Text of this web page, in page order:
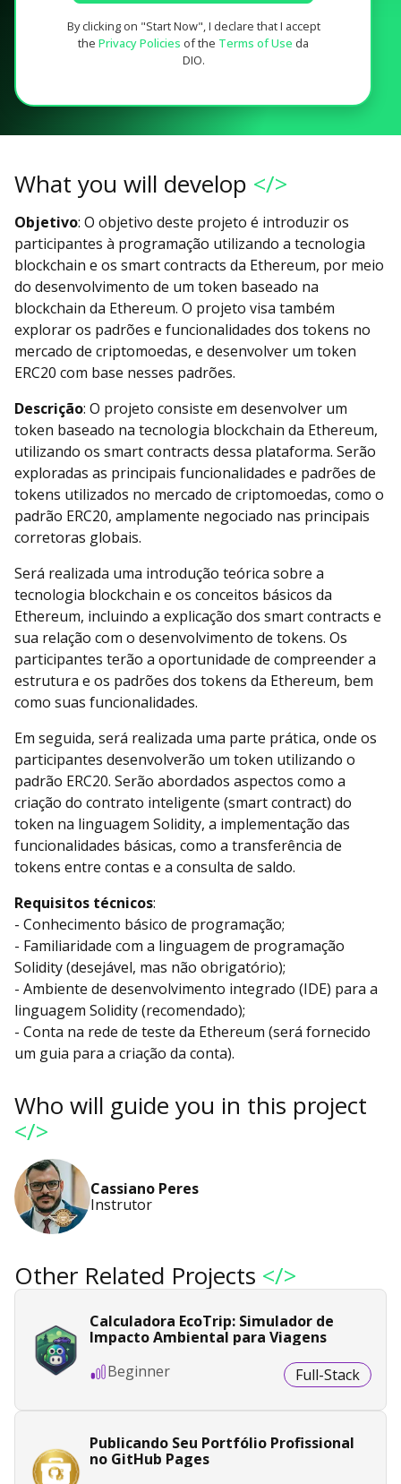
By clicking on "Start Now", I declare that I accept
the Privacy Policies of the Terms of Use da
DIO.
What you will develop </>
Objetivo: O objetivo deste projeto é introduzir os
participantes à programação utilizando a tecnologia
blockchain e os smart contracts da Ethereum, por meio
do desenvolvimento de um token baseado na
blockchain da Ethereum. O projeto visa também
explorar os padrões e funcionalidades dos tokens no
mercado de criptomoedas, e desenvolver um token
ERC20 com base nesses padrões.
Descrição: O projeto consiste em desenvolver um
token baseado na tecnologia blockchain da Ethereum,
utilizando os smart contracts dessa plataforma. Serão
exploradas as principais funcionalidades e padrões de
tokens utilizados no mercado de criptomoedas, como o
padrão ERC20, amplamente negociado nas principais
corretoras globais.
Será realizada uma introdução teórica sobre a
tecnologia blockchain e os conceitos básicos da
Ethereum, incluindo a explicação dos smart contracts e
sua relação com o desenvolvimento de tokens. Os
participantes terão a oportunidade de compreender a
estrutura e os padrões dos tokens da Ethereum, bem
como suas funcionalidades.
Em seguida, será realizada uma parte prática, onde os
participantes desenvolverão um token utilizando o
padrão ERC20. Serão abordados aspectos como a
criação do contrato inteligente (smart contract) do
token na linguagem Solidity, a implementação das
funcionalidades básicas, como a transferência de
tokens entre contas e a consulta de saldo.
Requisitos técnicos:
- Conhecimento básico de programação;
- Familiaridade com a linguagem de programação
Solidity (desejável, mas não obrigatório);
- Ambiente de desenvolvimento integrado (IDE) para a
linguagem Solidity (recomendado);
- Conta na rede de teste da Ethereum (será fornecido
um guia para a criação da conta).
Who will guide you in this project
</>
Cassiano Peres
Instrutor
Other Related Projects </>
Calculadora EcoTrip: Simulador de
Impacto Ambiental para Viagens
Beginner
Full-Stack
Publicando Seu Portfólio Profissional
no GitHub Pages